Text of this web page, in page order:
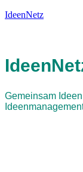
IdeenNetz
Gemeinsam